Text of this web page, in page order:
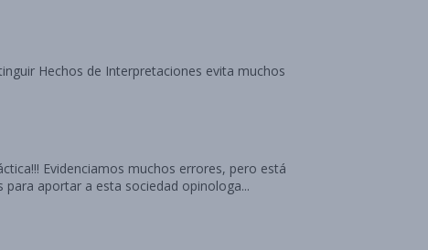
Evidenciamos muchos errores, pero está
aportar a esta sociedad opinologa...